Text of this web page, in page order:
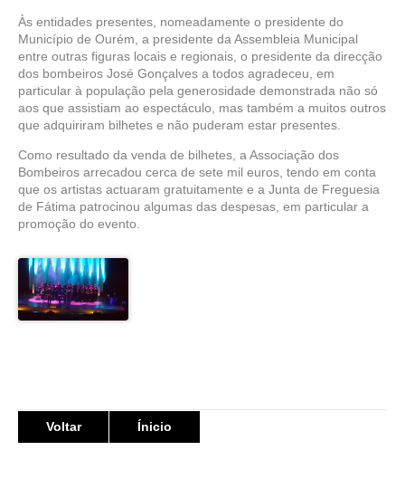
Às entidades presentes, nomeadamente o presidente do
Município de Ourém, a presidente da Assembleia Municipal
entre outras figuras locais e regionais, o presidente da direcção
dos bombeiros José Gonçalves a todos agradeceu, em
particular à população pela generosidade demonstrada não só
aos que assistiam ao espectáculo, mas também a muitos outros
que adquiriram bilhetes e não puderam estar presentes.
Como resultado da venda de bilhetes, a Associação dos
Bombeiros arrecadou cerca de sete mil euros, tendo em conta
que os artistas actuaram gratuitamente e a Junta de Freguesia
de Fátima patrocinou algumas das despesas, em particular a
promoção do evento.
Voltar Ínicio